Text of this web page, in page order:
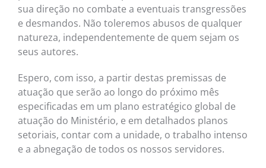
sua direção no combate a eventuais transgressões
e desmandos. Não toleremos abusos de qualquer
natureza, independentemente de quem sejam os
seus autores.
Espero, com isso, a partir destas premissas de
atuação que serão ao longo do próximo mês
especificadas em um plano estratégico global de
atuação do Ministério, e em detalhados planos
setoriais, contar com a unidade, o trabalho intenso
e a abnegação de todos os nossos servidores.